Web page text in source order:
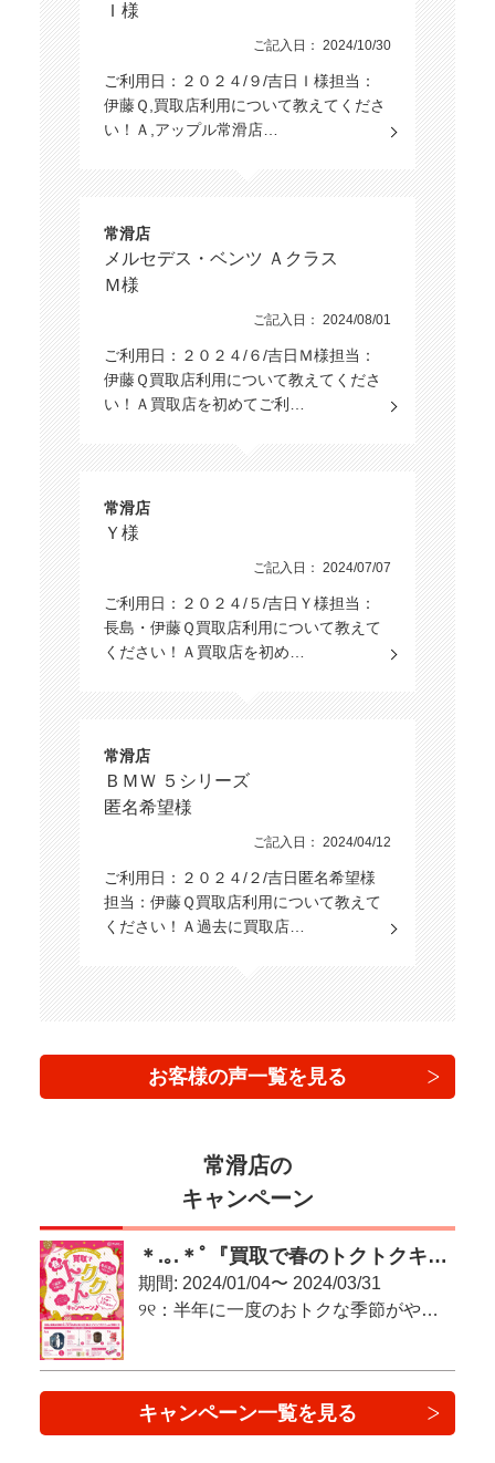
Ｉ様
ご記入日： 2024/10/30
ご利用日：２０２４/９/吉日Ｉ様担当：
伊藤Ｑ,買取店利用について教えてくださ
い！Ａ,アップル常滑店…
常滑店
メルセデス・ベンツ Ａクラス
Ｍ様
ご記入日： 2024/08/01
ご利用日：２０２４/６/吉日Ｍ様担当：
伊藤Ｑ買取店利用について教えてくださ
い！Ａ買取店を初めてご利…
常滑店
Ｙ様
ご記入日： 2024/07/07
ご利用日：２０２４/５/吉日Ｙ様担当：
長島・伊藤Ｑ買取店利用について教えて
ください！Ａ買取店を初め…
常滑店
ＢＭＷ ５シリーズ
匿名希望様
ご記入日： 2024/04/12
ご利用日：２０２４/２/吉日匿名希望様
担当：伊藤Ｑ買取店利用について教えて
ください！Ａ過去に買取店…
お客様の声一覧を見る
常滑店の
キャンペーン
＊.｡.＊ﾟ『買取で春のトクトクキャンペーン♪』＊.｡.＊ﾟ
期間: 2024/01/04〜 2024/03/31
୨୧：半年に一度のおトクな季節がやってきた！：୨୧
キャンペーン一覧を見る